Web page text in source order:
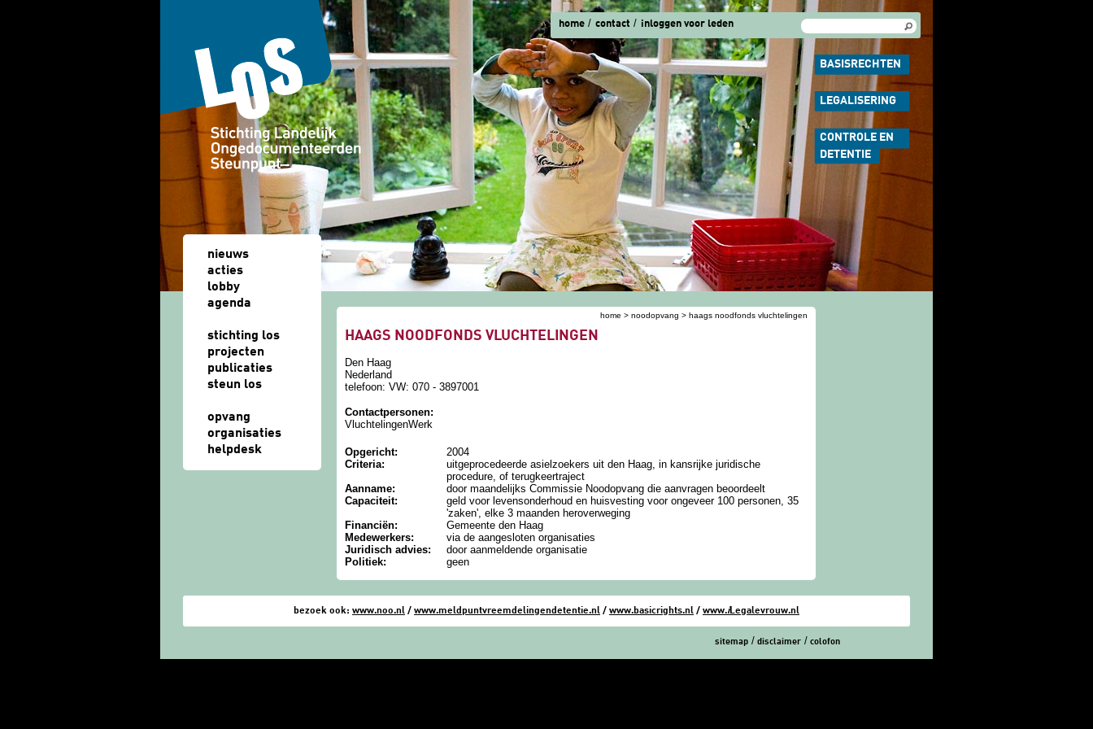
Zoekveld
Zoeken
home contact inloggen voor leden
BASISRECHTEN
LEGALISERING
CONTROLE EN
DETENTIE
nieuws
acties
lobby
agenda
stichting los
projecten
publicaties
steun los
opvang
organisaties
helpdesk
home > noodopvang > haags noodfonds vluchtelingen
HAAGS NOODFONDS VLUCHTELINGEN
Den Haag
Nederland
telefoon: VW: 070 - 3897001
Contactpersonen:
VluchtelingenWerk
Opgericht:
2004
Criteria:
uitgeprocedeerde asielzoekers uit den Haag, in kansrijke juridische
procedure, of terugkeertraject
Aanname:
door maandelijks Commissie Noodopvang die aanvragen beoordeelt
Capaciteit:
geld voor levensonderhoud en huisvesting voor ongeveer 100 personen, 35
'zaken', elke 3 maanden heroverweging
Financiën:
Gemeente den Haag
Medewerkers:
via de aangesloten organisaties
Juridisch advies:
door aanmeldende organisatie
Politiek:
geen
bezoek ook: www.noo.nl / www.meldpuntvreemdelingendetentie.nl / www.basicrights.nl / www.iLegalevrouw.nl
sitemap disclaimer colofon